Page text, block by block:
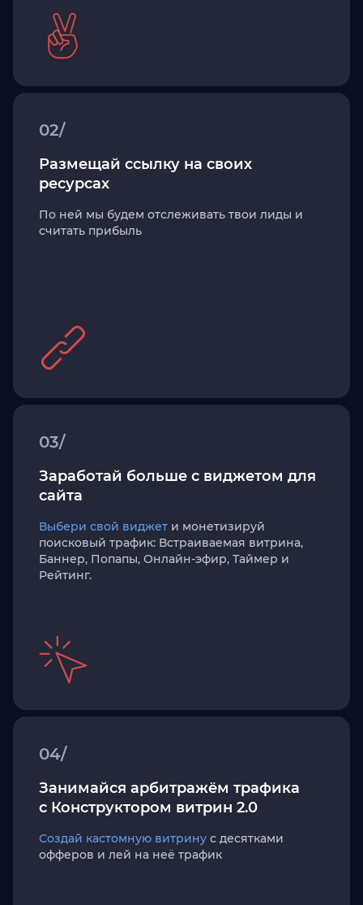
02/
Размещай ссылку на своих
ресурсах
По ней мы будем отслеживать твои лиды и
считать прибыль
03/
Заработай больше с виджетом для
сайта
Выбери свой виджет и монетизируй
поисковый трафик: Встраиваемая витрина,
Баннер, Попапы, Онлайн-эфир, Таймер и
Рейтинг.
04/
Занимайся арбитражём трафика
с Конструктором витрин 2.0
Создай кастомную витрину с десятками
офферов и лей на неё трафик